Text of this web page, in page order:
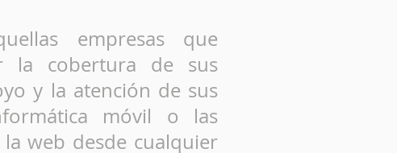
empresas que
la cobertura de sus
y la atención de sus
móvil o las
web desde cualquier